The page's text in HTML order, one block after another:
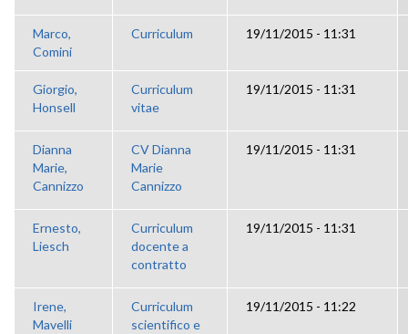
Marco,
Comini
Curriculum 19/11/2015 - 11:31
Giorgio,
Honsell
Curriculum
vitae
19/11/2015 - 11:31
Dianna
Marie,
Cannizzo
CV Dianna
Marie
Cannizzo
19/11/2015 - 11:31
Ernesto,
Liesch
Curriculum
docente a
contratto
19/11/2015 - 11:31
Irene,
Mavelli
Curriculum
scientifico e
19/11/2015 - 11:22